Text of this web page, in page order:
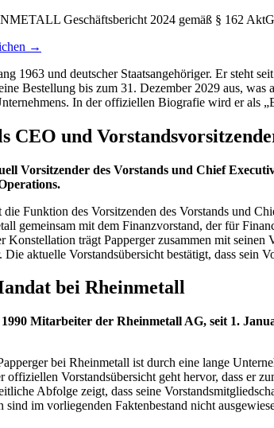
Geschäftsbericht 2024 gemäß § 162
→
1963 und deutscher Staatsangehöriger. Er steht
Bestellung bis zum 31. Dezember 2029 aus,
In der offiziellen Biografie wird er als
CEO und
Vorsitzender des Vorstands und Chief
Funktion des Vorsitzenden des Vorstands und
gemeinsam mit dem Finanzvorstand, der für
Konstellation trägt Papperger zusammen mit
Die aktuelle Vorstandsübersicht bestätigt, dass sein
bei Rheinmetall
Mitarbeiter der Rheinmetall AG, seit 1.
bei Rheinmetall ist durch eine lange
offiziellen Vorstandsübersicht geht hervor, dass er
Abfolge zeigt, dass seine
sind im vorliegenden Faktenbestand nicht